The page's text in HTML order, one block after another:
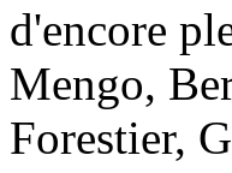
d'encore
Mengo,
Forestier,